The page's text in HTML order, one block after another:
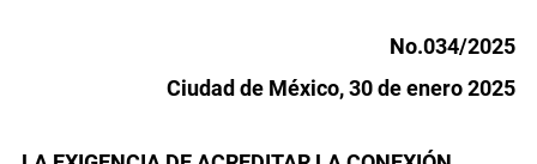
No.034/2025
Ciudad de México, 30 de enero 2025